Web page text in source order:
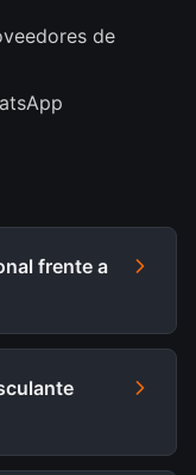
de
frente a